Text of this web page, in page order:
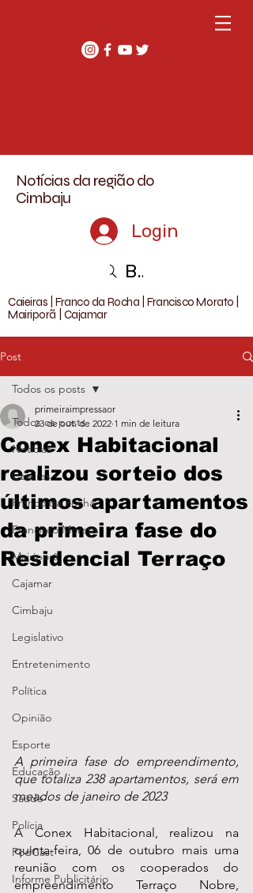
Notícias da região do
Cimbaju
Login
Buscar
Caieiras | Franco da Rocha | Francisco Morato |
Mairiporã | Cajamar
Post
Todos os posts
Notícias
Caieiras
Franco da Rocha
Francisco Morato
Mairiporã
Cajamar
Cimbaju
Legislativo
Entretenimento
Política
Opinião
Esporte
Educação
Saúde
Polícia
PodCast
Informe Publicitário
Todos os posts
Conex Habitacional
realizou sorteio dos
últimos apartamentos
da primeira fase do
Residencial Terraço
primeiraimpressaor
23 de out. de 2022 1 min de leitura
A primeira fase do empreendimento,
que totaliza 238 apartamentos, será em
meados de janeiro de 2023
A Conex Habitacional, realizou na
quinta-feira, 06 de outubro mais uma
reunião com os cooperados do
empreendimento Terraço Nobre,